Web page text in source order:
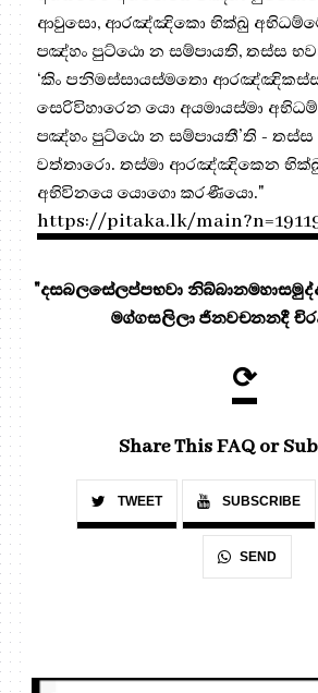
ආවුසො, ආරඤ්ඤිකො භික්ඛු
පඤ්හං පුට්ඨො න සම්පායති, තස්ස
‘කිං පනිමස්සායස්මතො
සෙරිවිහාරෙන යො අයමායස්මා
පඤ්හං පුට්ඨො න සම්පායතී’ති -
වත්තාරො. තස්මා ආරඤ්ඤිකෙන
අභිවිනයෙ යොගො කරණීයො."
https://pitaka.lk/
"දසබලසේලප්පභවා
මග්ගසලිලා ජිනවචනනදී
⟳
Share This FAQ or
TWEET SUBSCRIBE
SEND